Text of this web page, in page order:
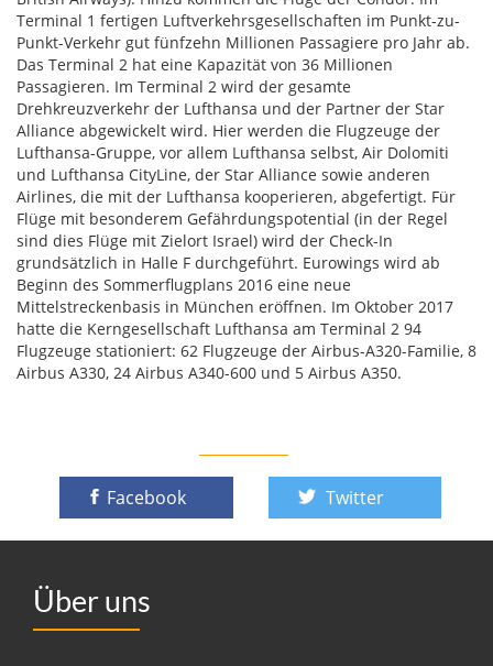
Terminal 1 fertigen Luftverkehrsgesellschaften im Punkt-zu-
Punkt-Verkehr gut fünfzehn Millionen Passagiere pro Jahr ab.
Das Terminal 2 hat eine Kapazität von 36 Millionen
Passagieren. Im Terminal 2 wird der gesamte
Drehkreuzverkehr der Lufthansa und der Partner der Star
Alliance abgewickelt wird. Hier werden die Flugzeuge der
Lufthansa-Gruppe, vor allem Lufthansa selbst, Air Dolomiti
und Lufthansa CityLine, der Star Alliance sowie anderen
Airlines, die mit der Lufthansa kooperieren, abgefertigt. Für
Flüge mit besonderem Gefährdungspotential (in der Regel
sind dies Flüge mit Zielort Israel) wird der Check-In
grundsätzlich in Halle F durchgeführt. Eurowings wird ab
Beginn des Sommerflugplans 2016 eine neue
Mittelstreckenbasis in München eröffnen. Im Oktober 2017
hatte die Kerngesellschaft Lufthansa am Terminal 2 94
Flugzeuge stationiert: 62 Flugzeuge der Airbus-A320-Familie, 8
Airbus A330, 24 Airbus A340-600 und 5 Airbus A350.
Facebook Twitter
Über uns